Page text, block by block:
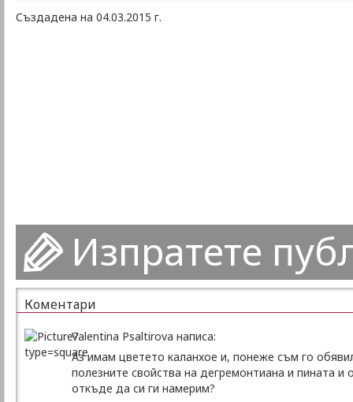
Създадена на 04.03.2015 г.
Изпратете
Коментари
Valentina Psaltirova написа:
Aз имам цветето каланхое и, понеже съм го
полезните свойства на дегремонтиана и пината
откъде да си ги намерим?